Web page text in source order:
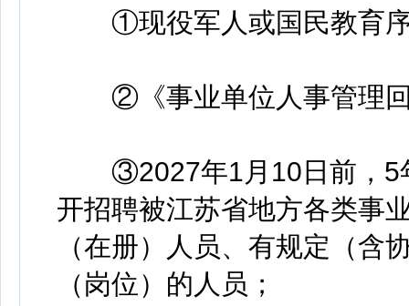
①现役军人或国民教育序
②《事业单位人事管理回
③2027年1月10日前，5
开招聘被江苏省地方各类事
（在册）人员、有规定（含
（岗位）的人员；